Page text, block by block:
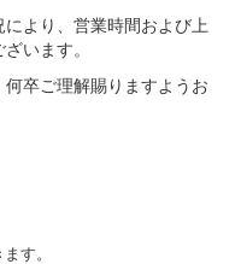
ワークLAN
イザー
フォーン）
フォーン）
より、営業時間および上
います。
卒ご理解賜りますようお
す。